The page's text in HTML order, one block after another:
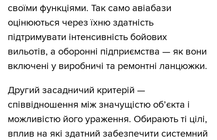
своїми функціями. Так само авіабази
оцінюються через їхню здатність
підтримувати інтенсивність бойових
вильотів, а оборонні підприємства — як вони
включені у виробничі та ремонтні ланцюжки.
Другий засадничий критерій —
співвідношення між значущістю об’єкта і
можливістю його ураження. Обирають ті цілі,
вплив на які здатний забезпечити системний